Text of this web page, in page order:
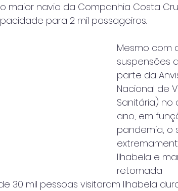
maior navio da Companhia Costa
para 2 mil passageiros.
Mesmo com
suspensões
parte da
Nacional de
Sanitária)
ano, em
pandemia, o
Ilhabela e
retomada
30 mil pessoas visitaram Ilhabela